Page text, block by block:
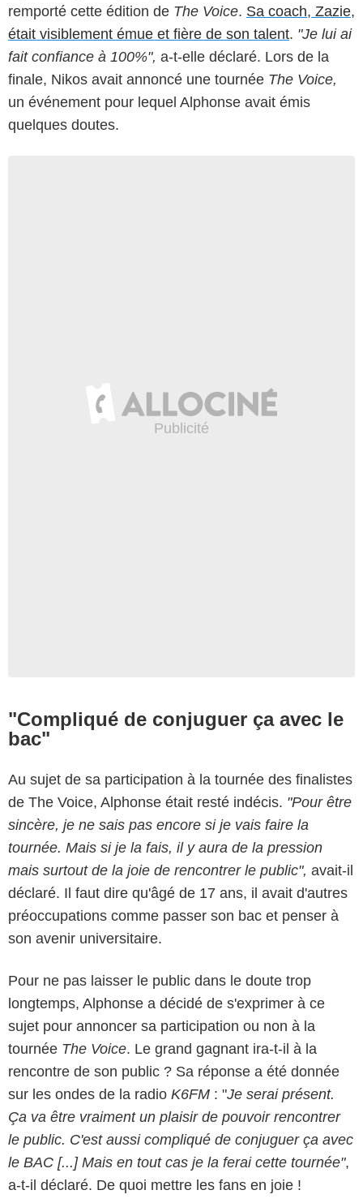
remporté cette édition de The Voice. Sa coach, Zazie,
était visiblement émue et fière de son talent. "Je lui ai
fait confiance à 100%", a-t-elle déclaré. Lors de la
finale, Nikos avait annoncé une tournée The Voice,
un événement pour lequel Alphonse avait émis
quelques doutes.
"Compliqué de conjuguer ça avec le
bac"
Au sujet de sa participation à la tournée des finalistes
de The Voice, Alphonse était resté indécis. "Pour être
sincère, je ne sais pas encore si je vais faire la
tournée. Mais si je la fais, il y aura de la pression
mais surtout de la joie de rencontrer le public", avait-il
déclaré. Il faut dire qu'âgé de 17 ans, il avait d'autres
préoccupations comme passer son bac et penser à
son avenir universitaire.
Pour ne pas laisser le public dans le doute trop
longtemps, Alphonse a décidé de s'exprimer à ce
sujet pour annoncer sa participation ou non à la
tournée The Voice. Le grand gagnant ira-t-il à la
rencontre de son public ? Sa réponse a été donnée
sur les ondes de la radio K6FM : "Je serai présent.
Ça va être vraiment un plaisir de pouvoir rencontrer
le public. C'est aussi compliqué de conjuguer ça avec
le BAC [...] Mais en tout cas je la ferai cette tournée",
a-t-il déclaré. De quoi mettre les fans en joie !